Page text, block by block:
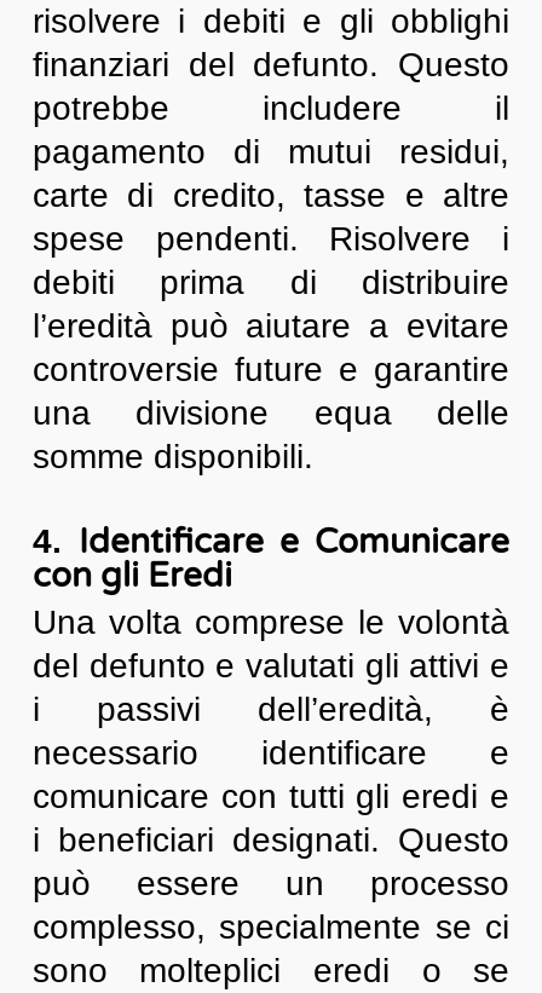
risolvere i debiti e gli obblighi
finanziari del defunto. Questo
potrebbe includere il
pagamento di mutui residui,
carte di credito, tasse e altre
spese pendenti. Risolvere i
debiti prima di distribuire
l’eredità può aiutare a evitare
controversie future e garantire
una divisione equa delle
somme disponibili.
4. Identificare e Comunicare
con gli Eredi
Una volta comprese le volontà
del defunto e valutati gli attivi e
i passivi dell’eredità, è
necessario identificare e
comunicare con tutti gli eredi e
i beneficiari designati. Questo
può essere un processo
complesso, specialmente se ci
sono molteplici eredi o se